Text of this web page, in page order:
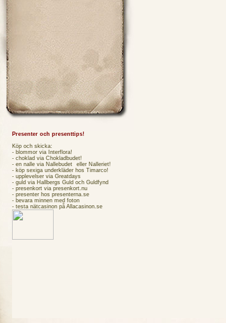
Presenter och presenttips!
Köp och skicka:
- blommor via Interflora!
- choklad via Chokladbudet!
- en nalle via Nallebudet eller Nalleriet!
- köp sexiga underkläder hos Timarco!
- upplevelser via Greatdays
- guld via Hallbergs Guld och Guldfynd
- presenkort via presenkort.nu
- presenter hos presenterna.se
- bevara minnen med foton
- testa nätcasinon på Allacasinon.se